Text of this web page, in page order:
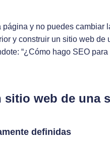
y no puedes cambiar
y construir un sitio web de
“¿Cómo hago SEO
sitio web de una
definidas